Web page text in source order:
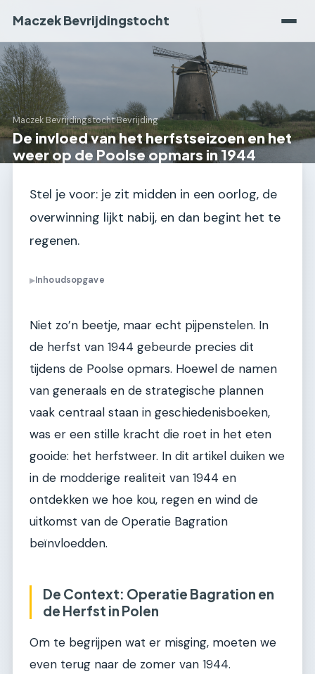
Maczek Bevrijdingstocht
Maczek Bevrijdingstocht›Bevrijding
De invloed van het herfstseizoen en het
weer op de Poolse opmars in 1944
Stel je voor: je zit midden in een oorlog, de
overwinning lijkt nabij, en dan begint het te
regenen.
▶Inhoudsopgave
Niet zo’n beetje, maar echt pijpenstelen. In
de herfst van 1944 gebeurde precies dit
tijdens de Poolse opmars. Hoewel de namen
van generaals en de strategische plannen
vaak centraal staan in geschiedenisboeken,
was er een stille kracht die roet in het eten
gooide: het herfstweer. In dit artikel duiken we
in de modderige realiteit van 1944 en
ontdekken we hoe kou, regen en wind de
uitkomst van de Operatie Bagration
beïnvloedden.
De Context: Operatie Bagration en
de Herfst in Polen
Om te begrijpen wat er misging, moeten we
even terug naar de zomer van 1944.